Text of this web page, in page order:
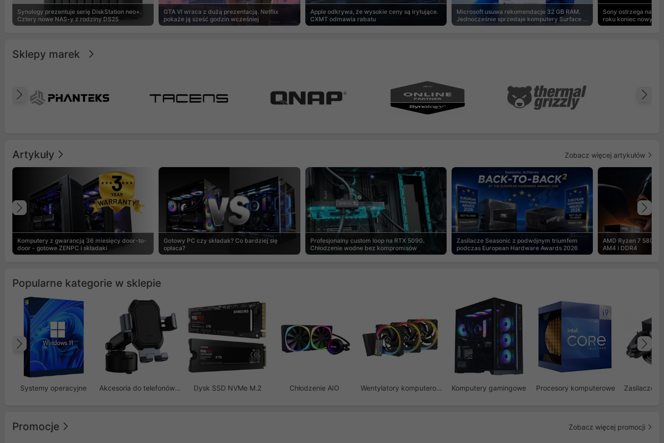
Synology prezentuje serię DiskStation neo+.
Cztery nowe NAS-y z rodziny DS25
GTA VI wraca z dużą prezentacją. Netflix
pokaże ją sześć godzin wcześniej
Apple odkrywa, że wysokie ceny są irytujące.
CXMT odmawia rabatu
Microsoft usuwa rekomendacje 32 GB RAM.
Jednocześnie sprzedaje komputery Surface z
8 GB
Sony ostrzega na
roku koniec nowych
Sklepy marek
Poprzedni
Artykuły Zobacz więcej artykułów
Komputery z gwarancją 36 miesięcy door-to-
door - gotowe ZENPC i składaki
Gotowy PC czy składak? Co bardziej się
opłaca?
Profesjonalny custom loop na RTX 5090.
Chłodzenie wodne bez kompromisów
Zasilacze Seasonic z podwójnym triumfem
podczas European Hardware Awards 2026
AMD Ryzen 7
AM4 i DDR4
Poprzedni
Popularne kategorie w sklepie
Systemy operacyjne Akcesoria do telefonów GSM Dysk SSD NVMe M.2 Chłodzenie AIO Wentylatory komputerowe Komputery gamingowe Procesory komputerowe Zasilacze
Poprzedni
Promocje Zobacz więcej promocji